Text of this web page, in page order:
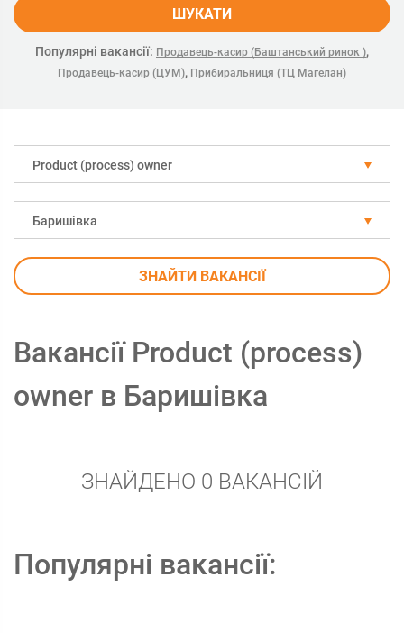
ШУКАТИ
Популярні вакансії: Продавець-касир (Баштанський ринок ),
Продавець-касир (ЦУМ), Прибиральниця (ТЦ Магелан)
Рroduct (process) owner
Баришівка
ЗНАЙТИ ВАКАНСІЇ
Вакансії Рroduct (process)
owner в Баришівка
ЗНАЙДЕНО 0 ВАКАНСІЙ
Популярні вакансії: